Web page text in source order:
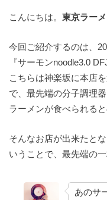
こんにちは。 東京ラー
今回ご紹介するのは、
『サーモンnoodle3.0
こちらは神楽坂に本店
で、最先端の分⼦調理
ラーメンが食べられると
そんなお店が出来たと
いうことで、最先端の
あのサ